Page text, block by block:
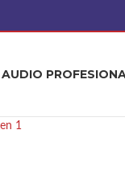
AUDIO